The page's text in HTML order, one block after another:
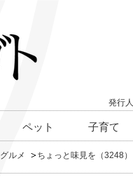
発行
ペット 子育て
グルメ ちょっと味見を（3248